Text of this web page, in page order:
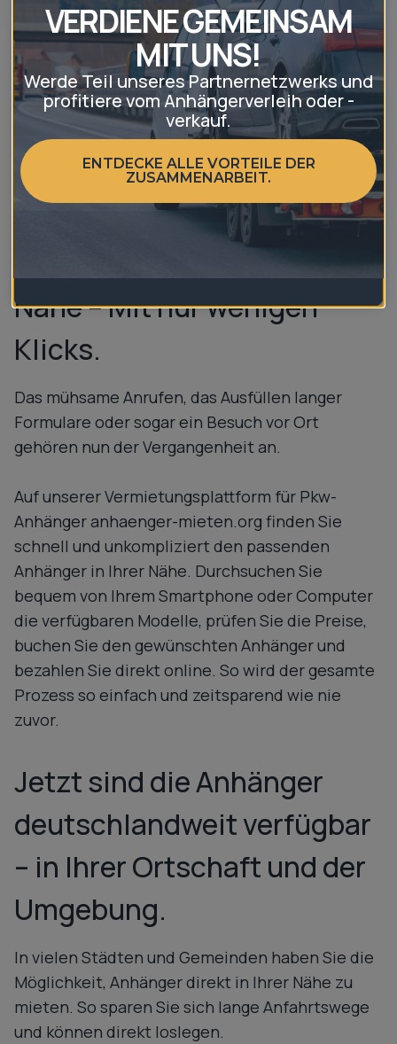
d
e
a
n
t
z
b
s
t
i
m
u
g
e
n
Anhänger mieten in der
Nähe – Mit nur wenigen
Klicks.
Das mühsame Anrufen, das Ausfüllen langer
Formulare oder sogar ein Besuch vor Ort
gehören nun der Vergangenheit an.
Auf unserer Vermietungsplattform für Pkw-
Anhänger anhaenger-mieten.org finden Sie
schnell und unkompliziert den passenden
Anhänger in Ihrer Nähe. Durchsuchen Sie
bequem von Ihrem Smartphone oder Computer
die verfügbaren Modelle, prüfen Sie die Preise,
buchen Sie den gewünschten Anhänger und
bezahlen Sie direkt online. So wird der gesamte
Prozess so einfach und zeitsparend wie nie
zuvor.
Jetzt sind die Anhänger
deutschlandweit verfügbar
– in Ihrer Ortschaft und der
Umgebung.
In vielen Städten und Gemeinden haben Sie die
Möglichkeit, Anhänger direkt in Ihrer Nähe zu
mieten. So sparen Sie sich lange Anfahrtswege
und können direkt loslegen.
VERDIENE GEMEINSAM
MIT UNS!
Werde Teil unseres Partnernetzwerks und
profitiere vom Anhängerverleih oder -
verkauf.
ENTDECKE ALLE VORTEILE DER
ZUSAMMENARBEIT.